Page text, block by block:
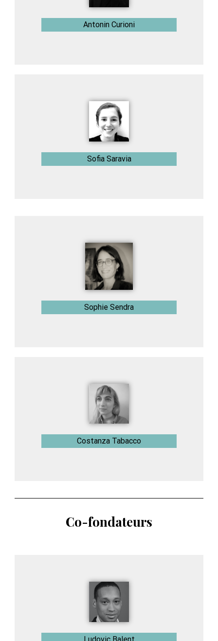
Antonin Curioni
Sofia Saravia
Sophie Sendra
Costanza Tabacco
Co-fondateurs
Ludovic Balent